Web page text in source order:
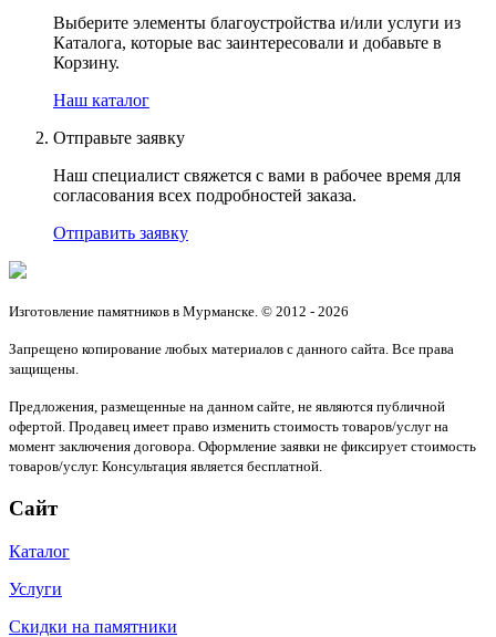
Выберите элементы благоустройства и/или услуги из
Каталога, которые вас заинтересовали и добавьте в
Корзину.
Наш каталог
Отправьте заявку
Наш специалист свяжется с вами в рабочее время для
согласования всех подробностей заказа.
Отправить заявку
Изготовление памятников в Мурманске. © 2012 - 2026
Запрещено копирование любых материалов с данного сайта. Все права
защищены.
Предложения, размещенные на данном сайте, не являются публичной
офертой. Продавец имеет право изменить стоимость товаров/услуг на
момент заключения договора. Оформление заявки не фиксирует стоимость
товаров/услуг. Консультация является бесплатной.
Сайт
Каталог
Услуги
Скидки на памятники